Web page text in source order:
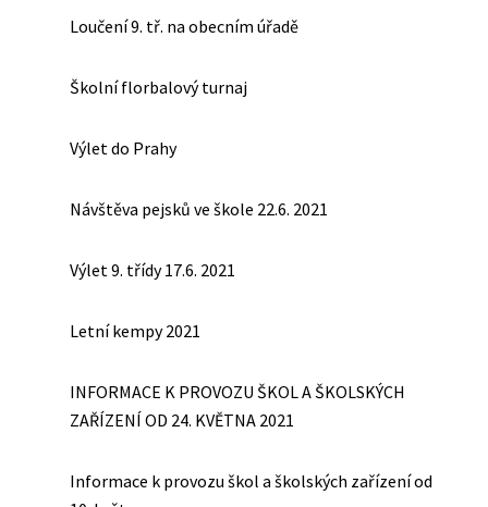
Loučení 9. tř. na obecním úřadě
Školní florbalový turnaj
Výlet do Prahy
Návštěva pejsků ve škole 22.6. 2021
Výlet 9. třídy 17.6. 2021
Letní kempy 2021
INFORMACE K PROVOZU ŠKOL A ŠKOLSKÝCH
ZAŘÍZENÍ OD 24. KVĚTNA 2021
Informace k provozu škol a školských zařízení od